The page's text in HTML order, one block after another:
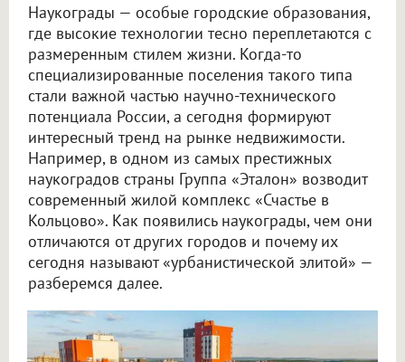
Наукограды — особые городские образования,
где высокие технологии тесно переплетаются с
размеренным стилем жизни. Когда-то
специализированные поселения такого типа
стали важной частью научно-технического
потенциала России, а сегодня формируют
интересный тренд на рынке недвижимости.
Например, в одном из самых престижных
наукоградов страны Группа «Эталон» возводит
современный жилой комплекс «Счастье в
Кольцово». Как появились наукограды, чем они
отличаются от других городов и почему их
сегодня называют «урбанистической элитой» —
разберемся далее.